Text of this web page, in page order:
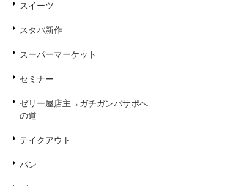
スイーツ
スタバ新作
スーパーマーケット
セミナー
ゼリー屋店主→ガチガンバサポへ
の道
テイクアウト
パン